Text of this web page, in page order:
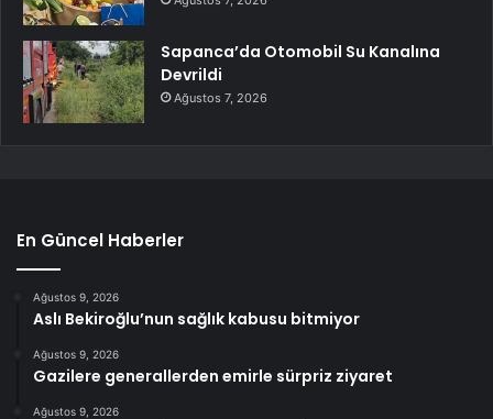
Sapanca’da Otomobil Su Kanalına
Devrildi
Ağustos 7, 2026
En Güncel Haberler
Ağustos 9, 2026
Aslı Bekiroğlu’nun sağlık kabusu bitmiyor
Ağustos 9, 2026
Gazilere generallerden emirle sürpriz ziyaret
Ağustos 9, 2026